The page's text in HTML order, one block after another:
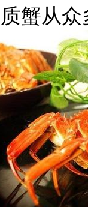
蟹从